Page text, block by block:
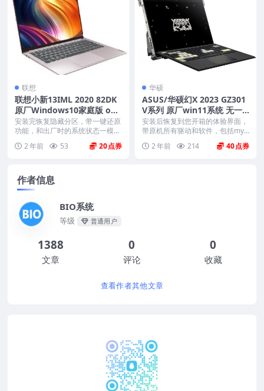
联想
联想小新13IML 2020 82DK
原厂Windows10家庭版 oe
m系统镜像下载
安装完恢复隐藏分区，带一键还原
功能，和出厂时的系统状态一模一
2 年前 53 20
华硕
ASUS/华硕幻X 2023 GZ301
V系列 原厂win11系统 无一
键还原 非工厂模式
安装后恢复到您开箱的体验界面，
带原机所有驱动和软件，包括mya
2 年前 214 40
作者信息
BIO系统
等级 普通用户
1388
文章
0
评论
0
收藏
查看作者其他文章